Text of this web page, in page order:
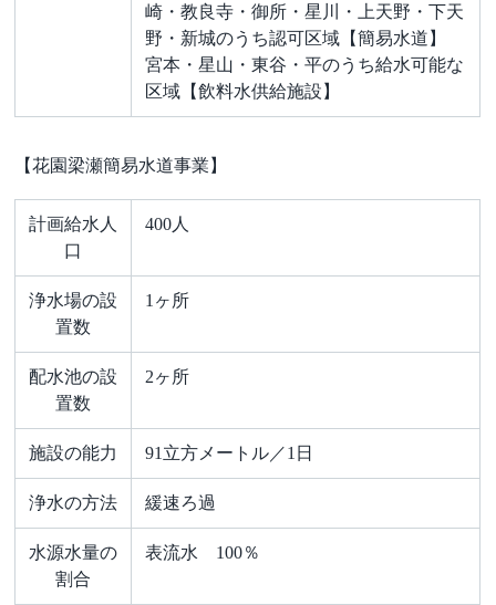
崎・教良寺・御所・星川・上天野・下天
野・新城のうち認可区域【簡易水道】
宮本・星山・東谷・平のうち給水可能な
区域【飲料水供給施設】
【花園梁瀬簡易水道事業】
計画給水人
口
400人
浄水場の設
置数
1ヶ所
配水池の設
置数
2ヶ所
施設の能力 91立方メートル／1日
浄水の方法 緩速ろ過
水源水量の
割合
表流水 100％